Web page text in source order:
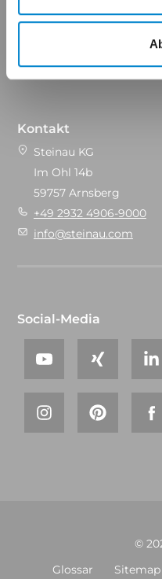
Maßgeschneidert
Kontakt
Steinau KG
Im Ohl 14b
59757 Arnsberg
+49 2932 4906-9000
info@steinau.com
Social-Media
©
Glossar Sitemap